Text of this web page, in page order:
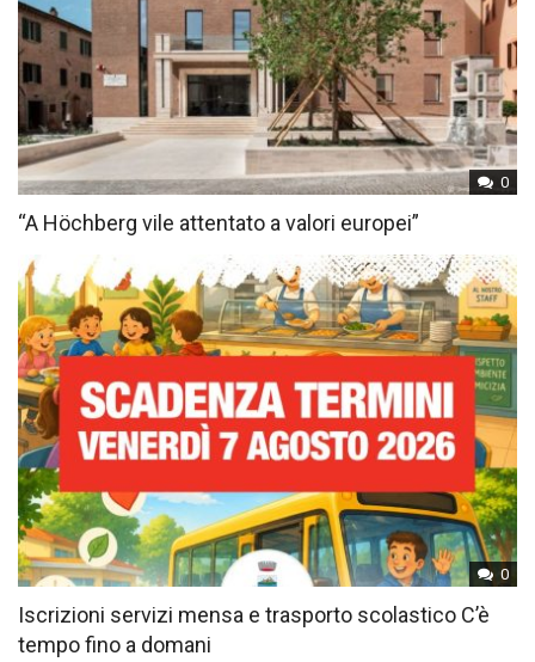
0
“A Höchberg vile attentato a valori europei”
0
Iscrizioni servizi mensa e trasporto scolastico C’è
tempo fino a domani